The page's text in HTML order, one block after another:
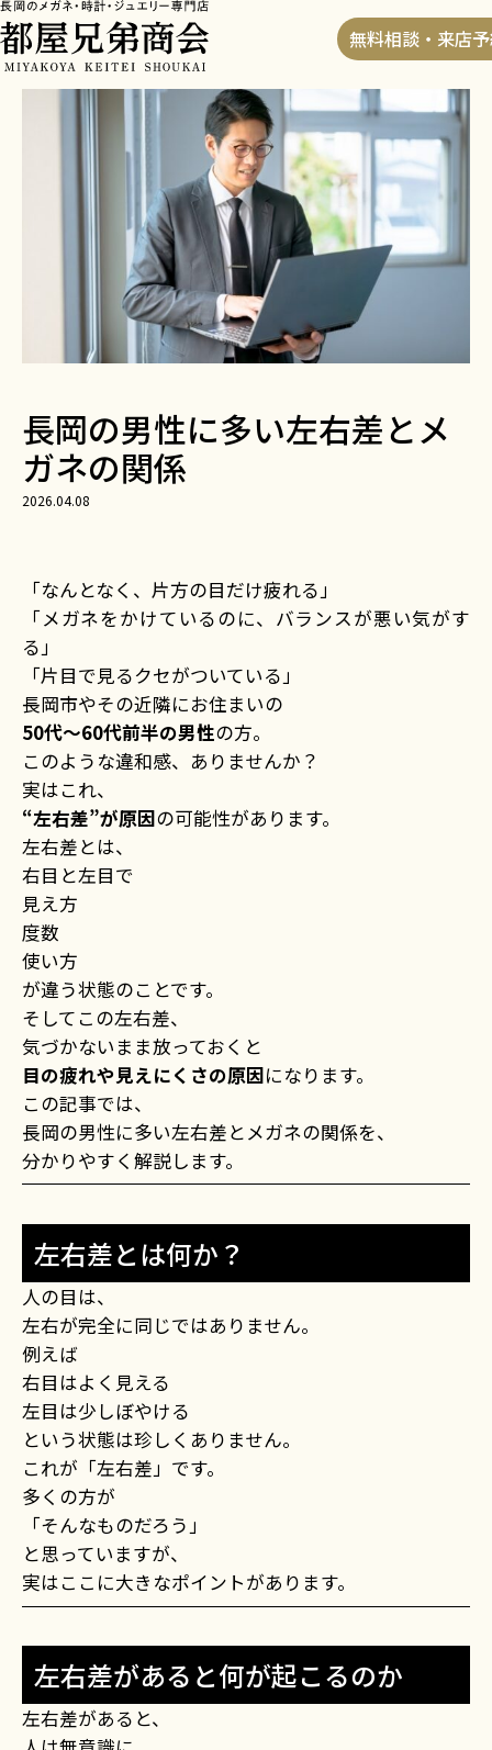
無料相談・来店
HOME> ブログ >長岡の男性に多い左右差とメガネの
関係
長岡の男性に多い左右差とメ
ガネの関係
2026.04.08
「なんとなく、片方の目だけ疲れる」
「メガネをかけているのに、バランスが悪い気がす
る」
「片目で見るクセがついている」
長岡市やその近隣にお住まいの
50代〜60代前半の男性の方。
このような違和感、ありませんか？
実はこれ、
“左右差”が原因の可能性があります。
左右差とは、
右目と左目で
見え方
度数
使い方
が違う状態のことです。
そしてこの左右差、
気づかないまま放っておくと
目の疲れや見えにくさの原因になります。
この記事では、
長岡の男性に多い左右差とメガネの関係を、
分かりやすく解説します。
左右差とは何か？
人の目は、
左右が完全に同じではありません。
例えば
右目はよく見える
左目は少しぼやける
という状態は珍しくありません。
これが「左右差」です。
多くの方が
「そんなものだろう」
と思っていますが、
実はここに大きなポイントがあります。
左右差があると何が起こるのか
左右差があると、